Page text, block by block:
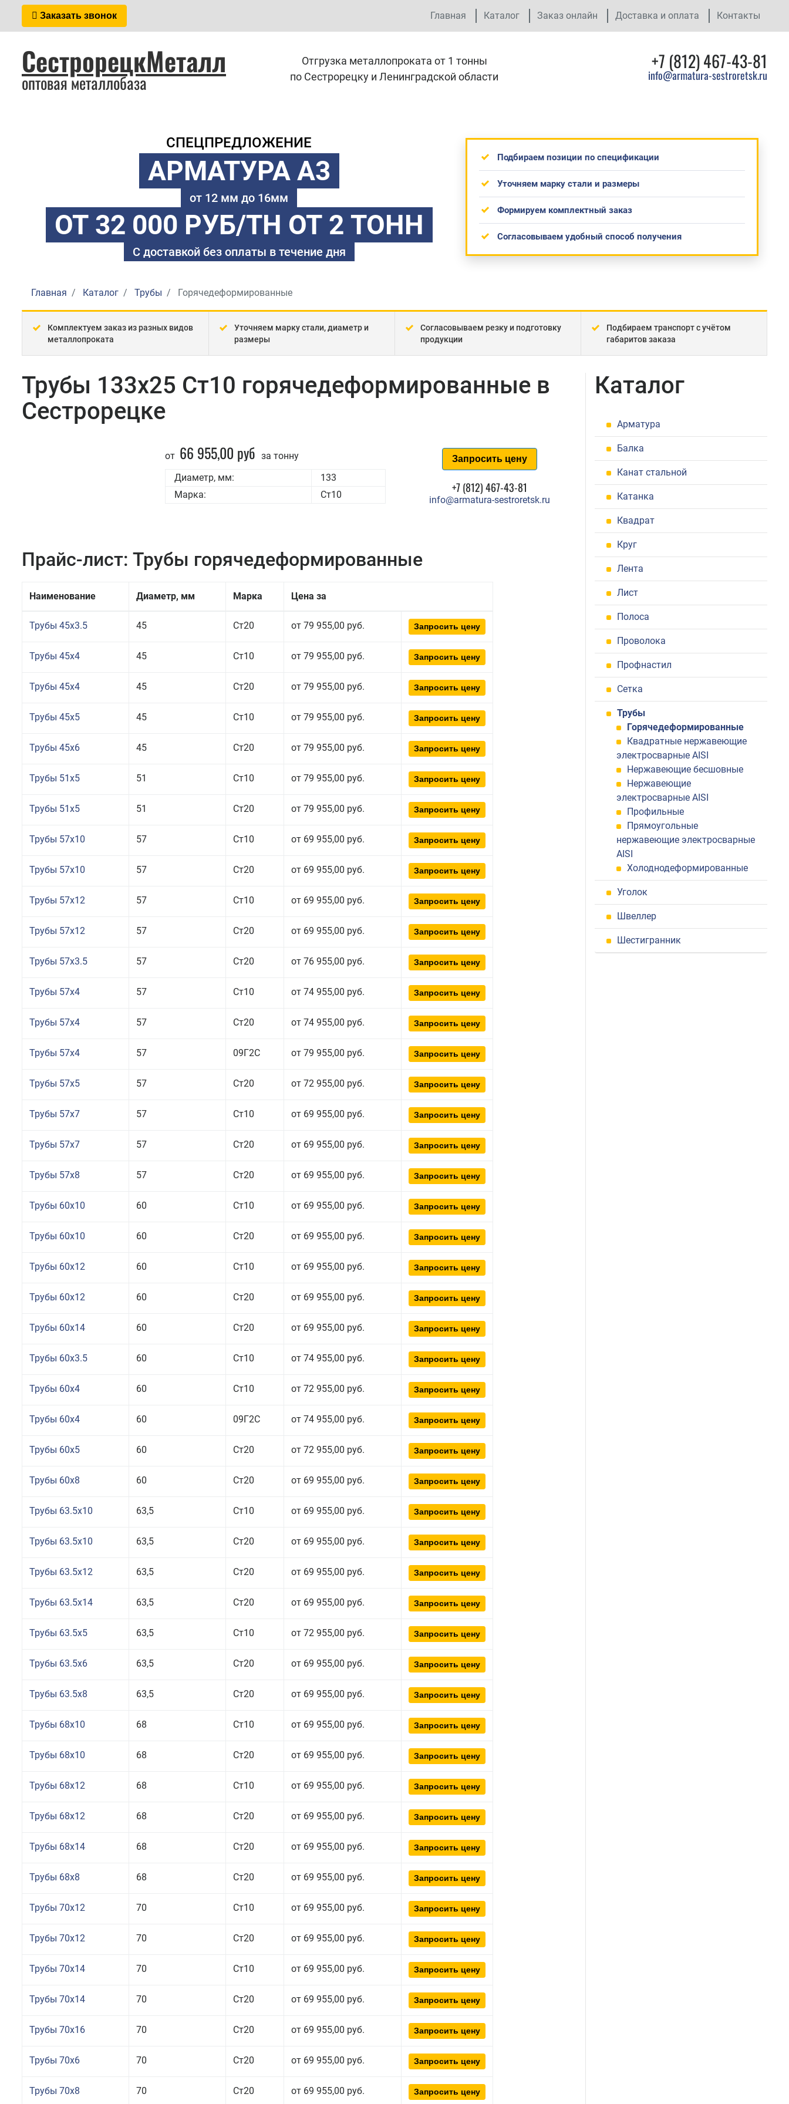
Заказать звонок Главная Каталог Заказ онлайн Доставка и оплата Контакты
СестрорецкМеталл
оптовая металлобаза
Отгрузка металлопроката от 1 тонны
по Сестрорецку и Ленинградской области
+7 (812) 467-43-81
info@armatura-sestroretsk.ru
СПЕЦПРЕДЛОЖЕНИЕ
АРМАТУРА А3
от 12 мм до 16мм
ОТ 32 000 РУБ/ТН ОТ 2 ТОНН
С доставкой без оплаты в течение дня
Подбираем позиции по спецификации
Уточняем марку стали и размеры
Формируем комплектный заказ
Согласовываем удобный способ получения
Главная Каталог Трубы Горячедеформированные
Комплектуем заказ из разных видов
металлопроката
Уточняем марку стали, диаметр и
размеры
Согласовываем резку и подготовку
продукции
Подбираем транспорт с учётом
габаритов заказа
Трубы 133x25 Ст10 горячедеформированные в
Сестрорецке
от 66 955,00 руб за тонну
Диаметр, мм:
133
Марка:
Ст10
Запросить цену
+7 (812) 467-43-81
info@armatura-sestroretsk.ru
Прайс-лист: Трубы горячедеформированные
Наименование Диаметр, мм Марка Цена за
Трубы 45x3.5 45 Ст20 от 79 955,00 руб. Запросить цену
Трубы 45x4 45 Ст10 от 79 955,00 руб. Запросить цену
Трубы 45x4 45 Ст20 от 79 955,00 руб. Запросить цену
Трубы 45x5 45 Ст10 от 79 955,00 руб. Запросить цену
Трубы 45x6 45 Ст20 от 79 955,00 руб. Запросить цену
Трубы 51x5 51 Ст10 от 79 955,00 руб. Запросить цену
Трубы 51x5 51 Ст20 от 79 955,00 руб. Запросить цену
Трубы 57x10 57 Ст10 от 69 955,00 руб. Запросить цену
Трубы 57x10 57 Ст20 от 69 955,00 руб. Запросить цену
Трубы 57x12 57 Ст10 от 69 955,00 руб. Запросить цену
Трубы 57x12 57 Ст20 от 69 955,00 руб. Запросить цену
Трубы 57x3.5 57 Ст20 от 76 955,00 руб. Запросить цену
Трубы 57x4 57 Ст10 от 74 955,00 руб. Запросить цену
Трубы 57x4 57 Ст20 от 74 955,00 руб. Запросить цену
Трубы 57x4 57 09Г2С от 79 955,00 руб. Запросить цену
Трубы 57x5 57 Ст20 от 72 955,00 руб. Запросить цену
Трубы 57x7 57 Ст10 от 69 955,00 руб. Запросить цену
Трубы 57x7 57 Ст20 от 69 955,00 руб. Запросить цену
Трубы 57x8 57 Ст20 от 69 955,00 руб. Запросить цену
Трубы 60x10 60 Ст10 от 69 955,00 руб. Запросить цену
Трубы 60x10 60 Ст20 от 69 955,00 руб. Запросить цену
Трубы 60x12 60 Ст10 от 69 955,00 руб. Запросить цену
Трубы 60x12 60 Ст20 от 69 955,00 руб. Запросить цену
Трубы 60x14 60 Ст20 от 69 955,00 руб. Запросить цену
Трубы 60x3.5 60 Ст10 от 74 955,00 руб. Запросить цену
Трубы 60x4 60 Ст10 от 72 955,00 руб. Запросить цену
Трубы 60x4 60 09Г2С от 74 955,00 руб. Запросить цену
Трубы 60x5 60 Ст20 от 72 955,00 руб. Запросить цену
Трубы 60x8 60 Ст20 от 69 955,00 руб. Запросить цену
Трубы 63.5x10 63,5 Ст10 от 69 955,00 руб. Запросить цену
Трубы 63.5x10 63,5 Ст20 от 69 955,00 руб. Запросить цену
Трубы 63.5x12 63,5 Ст20 от 69 955,00 руб. Запросить цену
Трубы 63.5x14 63,5 Ст20 от 69 955,00 руб. Запросить цену
Трубы 63.5x5 63,5 Ст10 от 72 955,00 руб. Запросить цену
Трубы 63.5x6 63,5 Ст20 от 69 955,00 руб. Запросить цену
Трубы 63.5x8 63,5 Ст20 от 69 955,00 руб. Запросить цену
Трубы 68x10 68 Ст10 от 69 955,00 руб. Запросить цену
Трубы 68x10 68 Ст20 от 69 955,00 руб. Запросить цену
Трубы 68x12 68 Ст10 от 69 955,00 руб. Запросить цену
Трубы 68x12 68 Ст20 от 69 955,00 руб. Запросить цену
Трубы 68x14 68 Ст20 от 69 955,00 руб. Запросить цену
Трубы 68x8 68 Ст20 от 69 955,00 руб. Запросить цену
Трубы 70x12 70 Ст10 от 69 955,00 руб. Запросить цену
Трубы 70x12 70 Ст20 от 69 955,00 руб. Запросить цену
Трубы 70x14 70 Ст10 от 69 955,00 руб. Запросить цену
Трубы 70x14 70 Ст20 от 69 955,00 руб. Запросить цену
Трубы 70x16 70 Ст20 от 69 955,00 руб. Запросить цену
Трубы 70x6 70 Ст20 от 69 955,00 руб. Запросить цену
Трубы 70x8 70 Ст20 от 69 955,00 руб. Запросить цену
Каталог
Арматура
Балка
Канат стальной
Катанка
Квадрат
Круг
Лента
Лист
Полоса
Проволока
Профнастил
Сетка
Трубы
Горячедеформированные
Квадратные нержавеющие
электросварные AISI
Нержавеющие бесшовные
Нержавеющие
электросварные AISI
Профильные
Прямоугольные
нержавеющие электросварные
AISI
Холоднодеформированные
Уголок
Швеллер
Шестигранник